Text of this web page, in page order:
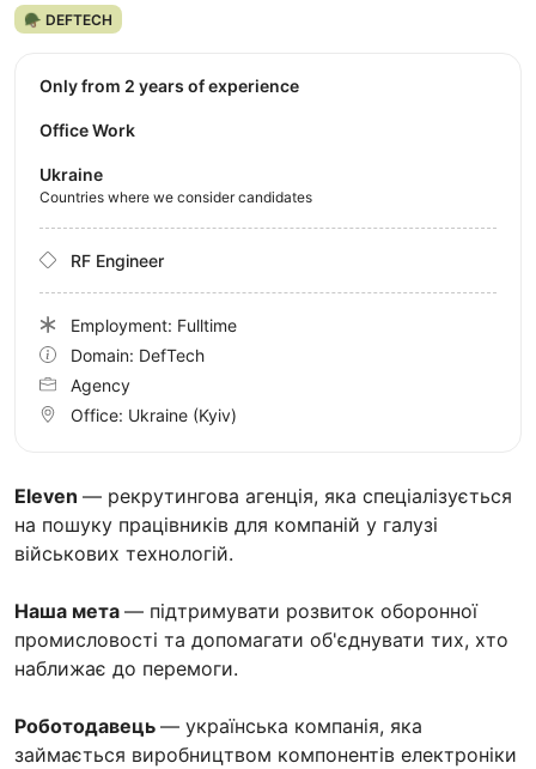
🪖 DEFTECH
Eleven — рекрутингова агенція, яка спеціалізується
на пошуку працівників для компаній у галузі
військових технологій.
Наша мета — підтримувати розвиток оборонної
промисловості та допомагати об'єднувати тих, хто
наближає до перемоги.
Роботодавець — українська компанія, яка
займається виробництвом компонентів електроніки
Only from 2 years of experience
Office Work
Ukraine
Countries where we consider candidates
RF Engineer
Employment: Fulltime
Domain: DefTech
Agency
Office: Ukraine (Kyiv)